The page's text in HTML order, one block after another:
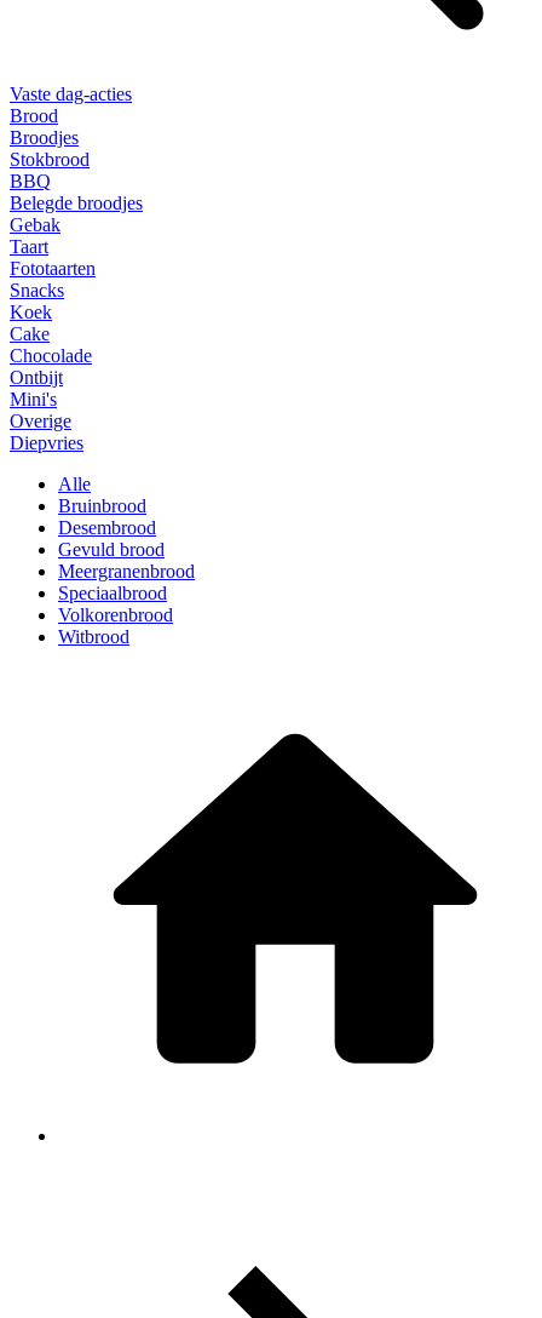
Vaste dag-acties
Brood
Broodjes
Stokbrood
BBQ
Belegde broodjes
Gebak
Taart
Fototaarten
Snacks
Koek
Cake
Chocolade
Ontbijt
Mini's
Overige
Diepvries
Alle
Bruinbrood
Desembrood
Gevuld brood
Meergranenbrood
Speciaalbrood
Volkorenbrood
Witbrood